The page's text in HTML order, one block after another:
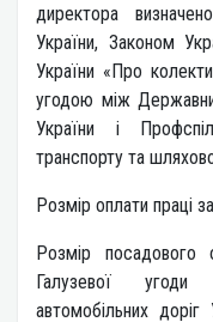
директора
України, Законом
України «Про
угодою між
України і
транспорту та
Розмір оплати праці
Розмір посадового
Галузевої
автомобільних доріг